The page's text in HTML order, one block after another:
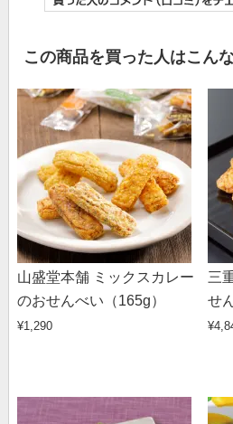
この商品を買った人はこん
山盛堂本舗 ミックスカレー
のおせんべい（165g）
¥1,290
三
せ